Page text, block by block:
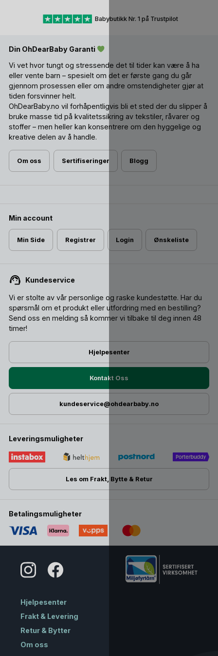
Babybutikk Nr. 1 på Trustpilot
Din OhDearBaby Garanti
Vi vet hvor tungt og stressende det til tider kan være å ha
eller vente barn – spesielt om det er første gang du går
gjennom prosessen eller om andre omstendigheter gjør at
tiden forsvinner helt.
OhDearBaby.no vil forhåpentligvis bli et sted der du slipper å
bruke masse tid på kvalitetssikring av tekstiler, råvarer og
stoffer – men heller kan konsentrere om den hyggelige og
kreative delen av å handle.
Om oss Sertifiseringer Blogg
Min account
Min Side Registrer Login Ønskeliste
Kundeservice
Vi er stolte av vår personlige og raske kundestøtte. Har du
spørsmål om et produkt eller utfordring med en bestilling?
Send oss ​​en melding så kommer vi tilbake til deg innen 48
timer!
Hjelpesenter
Kontakt Oss
kundeservice@ohdearbaby.no
Leveringsmuligheter
Les om Frakt, Bytte & Retur
Betalingsmuligheter
Hjelpesenter
Frakt & Levering
Retur & Bytter
Om oss